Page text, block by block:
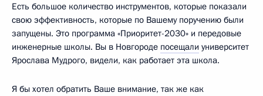
Есть большое количество инструментов, которые показали
свою эффективность, которые по Вашему поручению были
запущены. Это программа «Приоритет-2030» и передовые
инженерные школы. Вы в Новгороде посещали университет
Ярослава Мудрого, видели, как работает эта школа.
Я бы хотел обратить Ваше внимание, так же как